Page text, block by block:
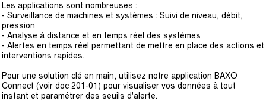
Les applications sont nombreuses :
- Surveillance de machines et systèmes : Suivi de niveau, débit,
pression
- Analyse à distance et en temps réel des systèmes
- Alertes en temps réel permettant de mettre en place des actions et
interventions rapides.
Pour une solution clé en main, utilisez notre application BAXO
Connect (voir doc 201-01) pour visualiser vos données à tout
instant et paramétrer des seuils d'alerte.